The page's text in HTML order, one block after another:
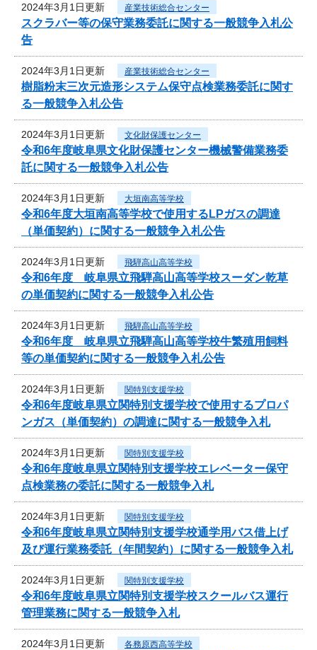
2024年3月1日更新 産業技術総合センター
スクラバー等の保守業務委託に関する一般競争入札公
告
2024年3月1日更新 産業技術総合センター
樹脂粉末三次元造形システム保守点検業務委託に関す
る一般競争入札公告
2024年3月1日更新 文化財保護センター
令和6年度岐阜県文化財保護センター機械警備業務委
託に関する一般競争入札公告
2024年3月1日更新 大垣南高等学校
令和6年度大垣南高等学校で使用するLPガスの調達
（単価契約）に関する一般競争入札公告
2024年3月1日更新 飛騨高山高等学校
令和6年度 岐阜県立飛騨高山高等学校スーダン乾草
の単価契約に関する一般競争入札公告
2024年3月1日更新 飛騨高山高等学校
令和6年度 岐阜県立飛騨高山高等学校牛繁殖用飼料
等の単価契約に関する一般競争入札公告
2024年3月1日更新 関特別支援学校
令和6年度岐阜県立関特別支援学校で使用するプロパ
ンガス（単価契約）の調達に関する一般競争入札
2024年3月1日更新 関特別支援学校
令和6年度岐阜県立関特別支援学校エレベーター保守
点検業務の委託に関する一般競争入札
2024年3月1日更新 関特別支援学校
令和6年度岐阜県立関特別支援学校通学用バス借上げ
及び運行業務委託（年間契約）に関する一般競争入札
2024年3月1日更新 関特別支援学校
令和6年度岐阜県立関特別支援学校スクールバス運行
管理業務に関する一般競争入札
2024年3月1日更新 各務原西高等学校